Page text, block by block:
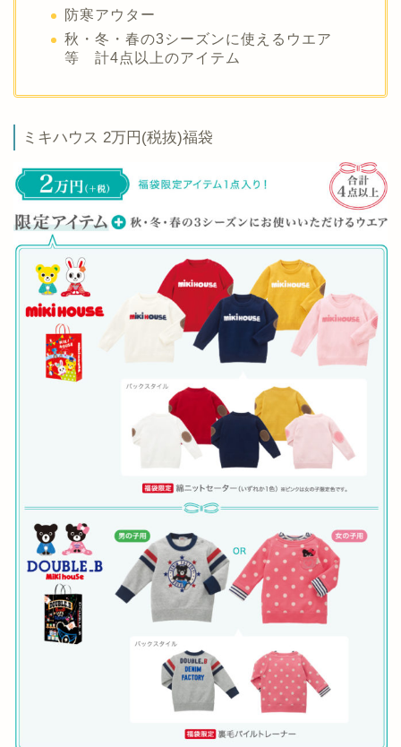
防寒アウター
秋・冬・春の3シーズンに使えるウエア
等 計4点以上のアイテム
ミキハウス 2万円(税抜)福袋